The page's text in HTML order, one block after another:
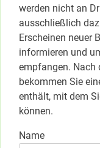
werden nicht an
ausschließlich
Erscheinen neuer
informieren und
empfangen. Nach
bekommen Sie
enthält, mit dem
können.
Name